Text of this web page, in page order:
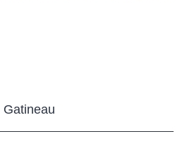
Gatineau